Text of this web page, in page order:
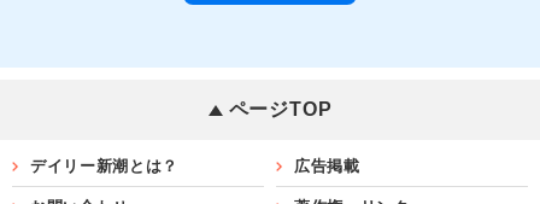
ページTOP
デイリー新潮とは？ 広告掲載